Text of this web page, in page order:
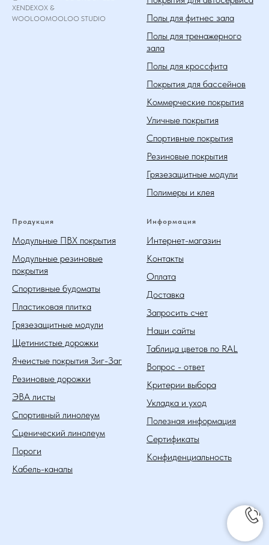
XENDEXOX &
WOOLOOMOOLOO STUDIO
Полы для фитнес зала
Полы для тренажерного
зала
Полы для кроссфита
Покрытия для бассейнов
Коммерческие покрытия
Уличные покрытия
Спортивные покрытия
Резиновые покрытия
Грязезащитные модули
Полимеры и клея
Продукция
Модульные ПВХ покрытия
Модульные резиновые
покрытия
Спортивные будоматы
Пластиковая плитка
Грязезащитные модули
Щетинистые дорожки
Ячеистые покрытия Зиг-Заг
Резиновые дорожки
ЭВА листы
Спортивный линолеум
Сценический линолеум
Пороги
Кабель-каналы
Информация
Интернет-магазин
Контакты
Оплата
Доставка
Запросить счет
Наши сайты
Таблица цветов по RAL
Вопрос - ответ
Критерии выбора
Укладка и уход
Полезная информация
Сертификаты
Конфиденциальность